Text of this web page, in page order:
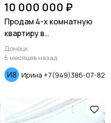
10 000 000 ₽
Продам 4-х комнатную
квартиру в
Ворошиловском районе
Донецк
5 месяцев назад
Ирина +7(949)386-07-82